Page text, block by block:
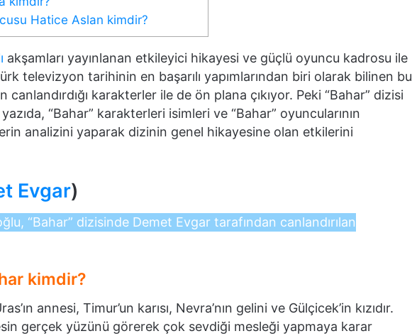
Hatice Aslan kimdir?
akşamları yayınlanan etkileyici hikayesi ve güçlü oyuncu kadrosu ile
televizyon tarihinin en başarılı yapımlarından biri olarak bilinen bu
canlandırdığı karakterler ile de ön plana çıkıyor. Peki “Bahar” dizisi
“Bahar” karakterleri isimleri ve “Bahar” oyuncularının
analizini yaparak dizinin genel hikayesine olan etkilerini
Evgar)
“Bahar” dizisinde Demet Evgar tarafından canlandırılan
kimdir?
annesi, Timur’un karısı, Nevra’nın gelini ve Gülçicek’in kızıdır.
gerçek yüzünü görerek çok sevdiği mesleği yapmaya karar